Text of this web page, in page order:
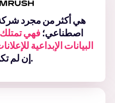
اصطناعي؛ فهي
البيانات الإبداعية
إن لم تكن الأكبر.